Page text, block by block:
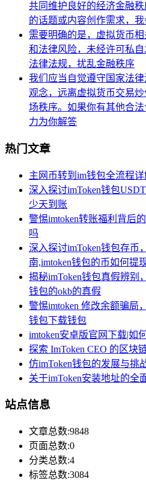
共同维护良好的经济金融
的话题或内容创作需求，
需要明确的是，虚拟货币
和法律风险，未经许可私
法律法规，扰乱金融秩序
我们应当自觉遵守国家法
观念，远离虚拟货币交易
场秩序。如果你有其他合
力为你解答
热门文章
主网币转到im钱包全流程
深入探讨imToken钱包
少天到账
警惕imtoken转账福利背后
吗
深入探讨imToken钱包存币
南,imtoken钱包的币如何提
揭秘imToken钱包真假辨别
钱包的okb的真假
警惕imtoken 修改余额骗局
钱包下载钱包
imtoken安卓版官网下载|如
探索 ImToken CEO 的区块
仿imToken钱包的发展与挑
关于imToken安装地址的全
站点信息
文章总数:9848
页面总数:0
分类总数:4
标签总数:3084